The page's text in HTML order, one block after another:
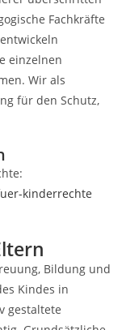
Fachkräfte
einzelnen
Wir als
für den Schutz,
kinderrechte
Bildung und
Kindes in
gestaltete